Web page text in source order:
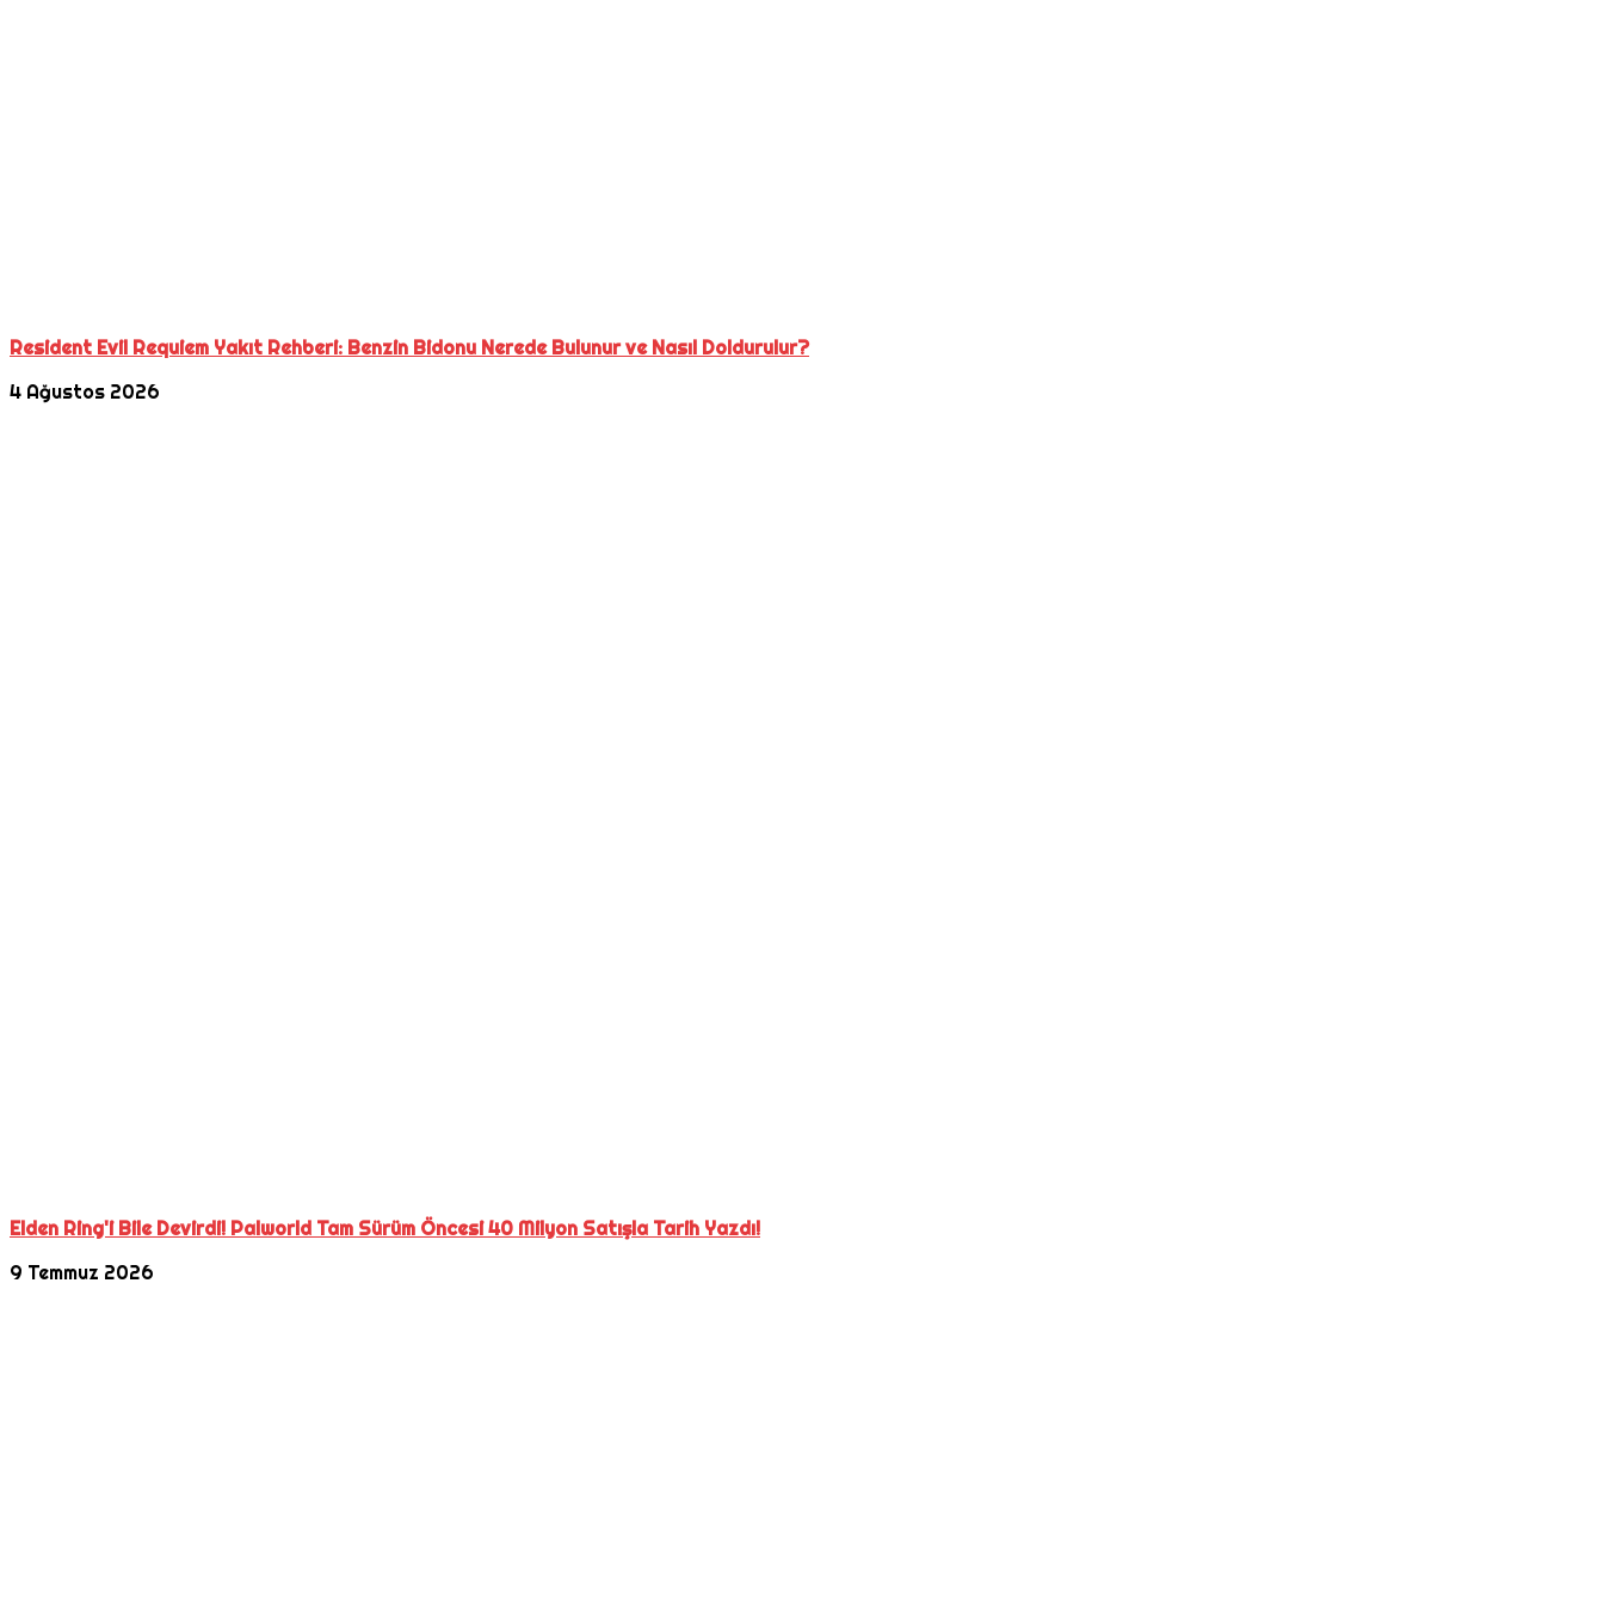
Resident Evil Requiem Yakıt Rehberi: Benzin Bidonu Nerede Bulunur ve Nasıl Doldurulur?
4 Ağustos 2026
Elden Ring'i Bile Devirdi! Palworld Tam Sürüm Öncesi 40 Milyon Satışla Tarih Yazdı!
9 Temmuz 2026